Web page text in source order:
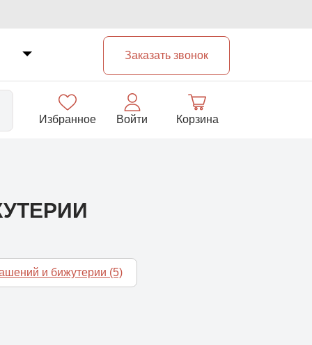
Заказать звонок
Избранное Войти Корзина
и бижутерии (5)